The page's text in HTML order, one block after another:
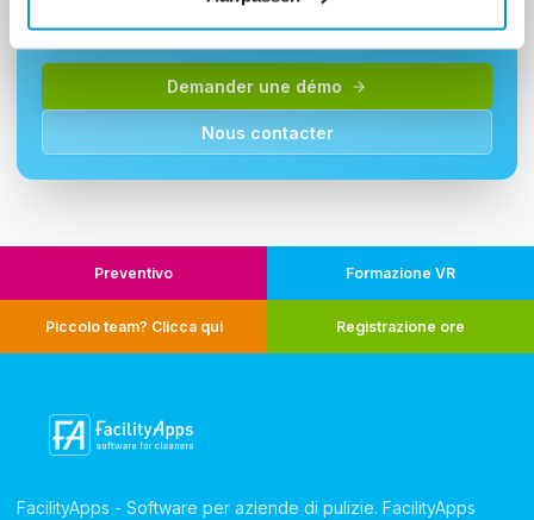
peut aider votre entreprise de nettoyage.
Demander une démo
Nous contacter
Preventivo Formazione VR
Piccolo team? Clicca qui Registrazione ore
FacilityApps - Software per aziende di pulizie. FacilityApps